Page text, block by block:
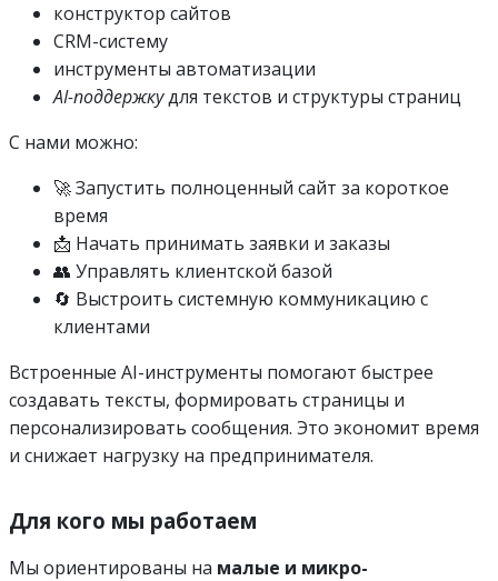
конструктор сайтов
CRM-систему
инструменты автоматизации
AI-поддержкудля текстов и структуры страниц
С нами можно:
🚀 Запустить полноценный сайт за короткое
время
📩 Начать принимать заявки и заказы
👥 Управлять клиентской базой
🔄 Выстроить системную коммуникацию с
клиентами
Встроенные AI-инструменты помогают быстрее
создавать тексты, формировать страницы и
персонализировать сообщения. Это экономит время
и снижает нагрузку на предпринимателя.
Для кого мы работаем
Мы ориентированы на малые и микро-